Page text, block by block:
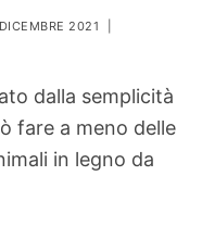
2021
dalla semplicità
fare a meno delle
in legno da